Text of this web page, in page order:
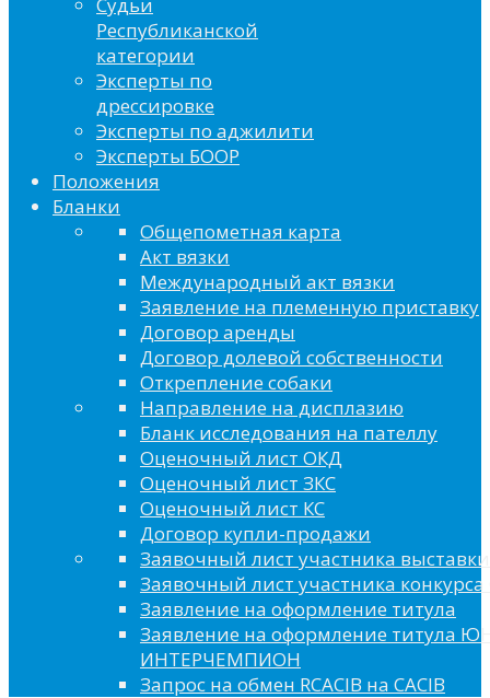
Республиканской
категории
Эксперты по
дрессировке
Эксперты по аджилити
Эксперты БООР
Положения
Бланки
Общепометная карта
Акт вязки
Международный акт вязки
Заявление на племенную приставку
Договор аренды
Договор долевой собственности
Открепление собаки
Направление на дисплазию
Бланк исследования на пателлу
Оценочный лист ОКД
Оценочный лист ЗКС
Оценочный лист КС
Договор купли-продажи
Заявочный лист участника выставки
Заявочный лист участника конкурса
Заявление на оформление титула
Заявление на оформление титула
ИНТЕРЧЕМПИОН
Запрос на обмен RCACIB на CACIB